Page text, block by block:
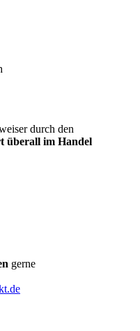
durch den
überall im Handel
gerne